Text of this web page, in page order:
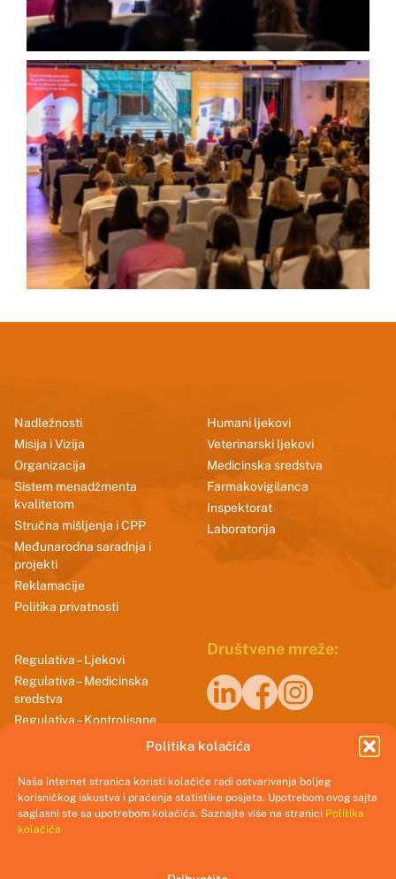
Politika kolačića
Naša internet stranica koristi kolačiće radi ostvarivanja boljeg
korisničkog iskustva i praćenja statistike posjeta. Upotrebom ovog sajta
saglasni ste sa upotrebom kolačića. Saznajte više na stranici Politika
kolačića
Nadležnosti
Misija i Vizija
Organizacija
Sistem menadžmenta
kvalitetom
Stručna mišljenja i CPP
Međunarodna saradnja i
projekti
Reklamacije
Politika privatnosti
Humani ljekovi
Veterinarski ljekovi
Medicinska sredstva
Farmakovigilanca
Inspektorat
Laboratorija
Regulativa – Ljekovi
Regulativa – Medicinska
sredstva
Regulativa – Kontrolisane
Društvene mreže: